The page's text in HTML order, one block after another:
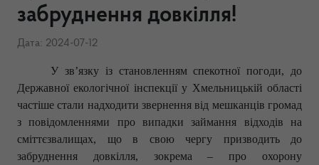
забруднення довкілля!
Дата: 2024-07-12
У зв’язку із становленням спекотної погоди, до
Державної екологічної інспекції у Хмельницькій області
частіше стали надходити звернення від мешканців громад
з повідомленнями про випадки займання відходів на
сміттєзвалищах, що в свою чергу призводить до
забруднення довкілля, зокрема – про охорону